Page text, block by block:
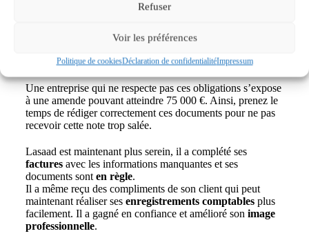
Refuser
Voir les préférences
Politique de cookiesDéclaration de confidentialitéImpressum
et le développement de votre activité professionnelle. Les
factures ont plusieurs fonctions : juridique, commerciale,
comptable et fiscale.
Une entreprise qui ne respecte pas ces obligations s’expose
à une amende pouvant atteindre 75 000 €. Ainsi, prenez le
temps de rédiger correctement ces documents pour ne pas
recevoir cette note trop salée.
Lasaad est maintenant plus serein, il a complété ses
factures avec les informations manquantes et ses
documents sonten règle.
Il a même reçu des compliments de son client qui peut
maintenant réaliser ses enregistrements comptablesplus
facilement. Il a gagné en confiance et amélioré son image
professionnelle.